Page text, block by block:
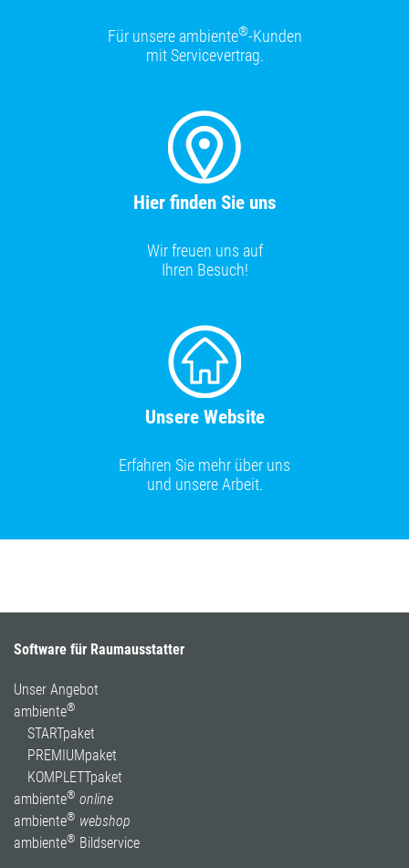
Für unsere ambiente®-Kunden
mit Servicevertrag.
Hier finden Sie uns
Wir freuen uns auf
Ihren Besuch!
Unsere Website
Erfahren Sie mehr über uns
und unsere Arbeit.
Software für Raumausstatter
Unser Angebot
ambiente®
STARTpaket
PREMIUMpaket
KOMPLETTpaket
ambiente® online
ambiente® webshop
ambiente® Bildservice